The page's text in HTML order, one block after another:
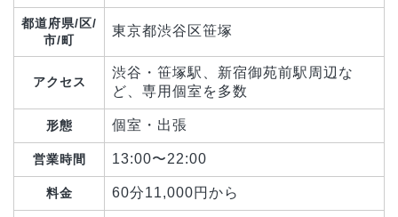
都道府県/区/
市/町
東京都渋谷区笹塚
アクセス
渋谷・笹塚駅、新宿御苑前駅周辺な
ど、専用個室を多数
形態 個室・出張
営業時間 13:00〜22:00
料金 60分11,000円から